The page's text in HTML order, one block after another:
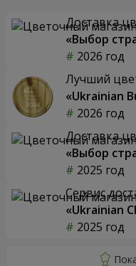
Доставка
«Выбор
2026 год
Лучший
«Ukrainian
2026 год
Доставка
«Выбор
2025 год
Сервис
«Ukrainian
2025 год